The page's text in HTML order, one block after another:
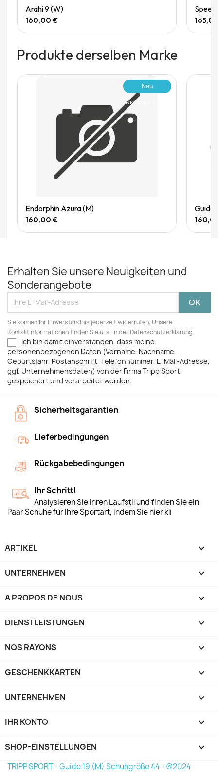
Arahi 9 (W)
160,00 €
Produkte derselben Marke
Quick View
Neu
Nicht auf Lager
Endorphin Azura (M)
160,00 €
Guide
Erhalten Sie unsere Neuigkeiten und
Sonderangebote
Sie können Ihr Einverständnis jederzeit widerrufen. Unsere
Kontaktinformationen finden Sie u. a. in der Datenschutzerklärung.
Ich bin damit einverstanden, dass meine
personenbezogenen Daten (Vorname, Nachname,
Geburtsjahr, Postanschrift, Telefonnummer, E-Mail-Adresse,
ggf. Unternehmensdaten) von der Firma Tripp Sport
gespeichert und verarbeitet werden.
Sicherheitsgarantien
Lieferbedingungen
Rückgabebedingungen
Ihr Schritt!
Analysieren Sie Ihren Laufstil und finden Sie ein
Paar Schuhe für Ihre Sportart, indem Sie hier kli
ARTIKEL 
UNTERNEHMEN 
A PROPOS DE NOUS 
DIENSTLEISTUNGEN 
NOS RAYONS 
GESCHENKKARTEN 
UNTERNEHMEN 
IHR KONTO 
SHOP-EINSTELLUNGEN keyboard_arrow_down
TRIPP SPORT - Guide 19 (M) Schuhgröße 44 - @2024